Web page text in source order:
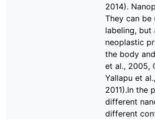
2014).
They can
labeling,
neoplastic
the body
et al., 2005,
Yallapu et
2011).In the
different
different